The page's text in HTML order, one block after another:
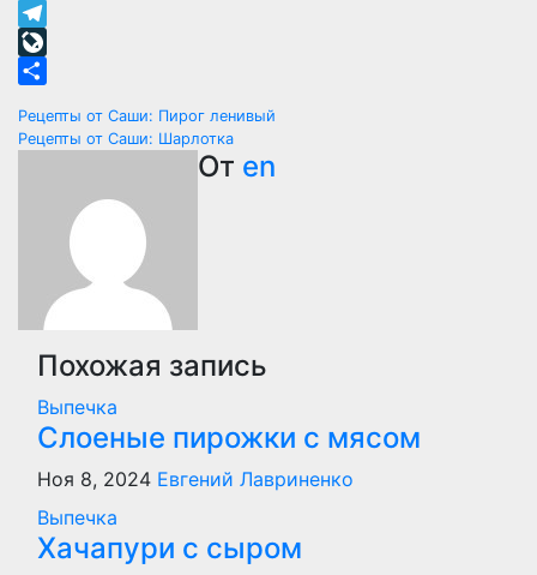
Odnoklassniki
Telegram
LiveJournal
Навигация
записям
Рецепты от Саши: Пирог ленивый
Рецепты от Саши: Шарлотка
От en
Похожая запись
Выпечка
Слоеные пирожки с мясом
Ноя 8, 2024 Евгений Лавриненко
Выпечка
Хачапури с сыром